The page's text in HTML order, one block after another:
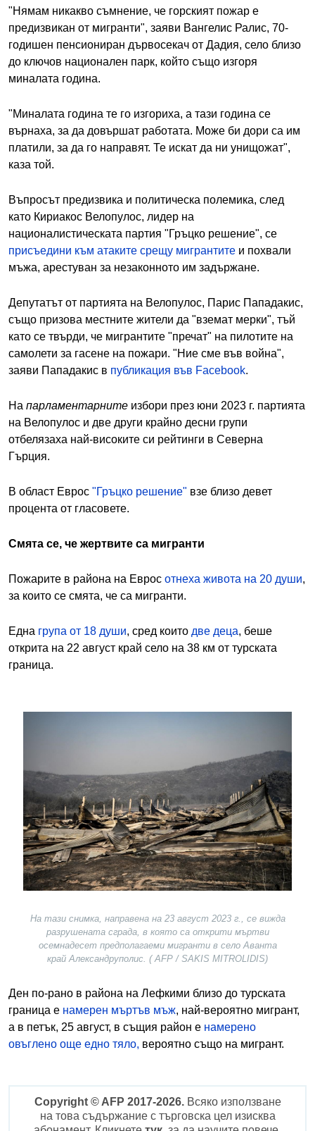
"Нямам никакво съмнение, че горският пожар е
предизвикан от мигранти", заяви Вангелис Ралис, 70-
годишен пенсиониран дървосекач от Дадия, село близо
до ключов национален парк, който също изгоря
миналата година.
"Миналата година те го изгориха, а тази година се
върнаха, за да довършат работата. Може би дори са им
платили, за да го направят. Те искат да ни унищожат",
каза той.
Въпросът предизвика и политическа полемика, след
като Кириакос Велопулос, лидер на
националистическата партия "Гръцко решение", се
присъедини към атаките срещу мигрантите и похвали
мъжа, арестуван за незаконното им задържане.
Депутатът от партията на Велопулос, Парис Пападакис,
също призова местните жители да "вземат мерки", тъй
като се твърди, че мигрантите "пречат" на пилотите на
самолети за гасене на пожари. "Ние сме във война",
заяви Пападакис в публикация във Facebook.
На парламентарните избори през юни 2023 г. партията
на Велопулос и две други крайно десни групи
отбелязаха най-високите си рейтинги в Северна
Гърция.
В област Еврос "Гръцко решение" взе близо девет
процента от гласовете.
Смята се, че жертвите са мигранти
Пожарите в района на Еврос отнеха живота на 20 души,
за които се смята, че са мигранти.
Една група от 18 души, сред които две деца, беше
открита на 22 август край село на 38 км от турската
граница.
На тази снимка, направена на 23 август 2023 г., се вижда
разрушената сграда, в която са открити мъртви
осемнадесет предполагаеми мигранти в село Аванта
край Александруполис. ( AFP / SAKIS MITROLIDIS)
Ден по-рано в района на Лефкими близо до турската
граница е намерен мъртъв мъж, най-вероятно мигрант,
а в петък, 25 август, в същия район е намерено
овъглено още едно тяло, вероятно също на мигрант.
Copyright © AFP 2017-2026.Всяко използване
на това съдържание с търговска цел изисква